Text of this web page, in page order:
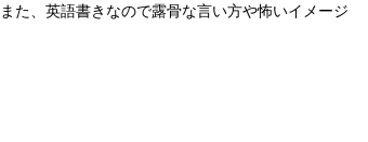
た、英語書きなので露骨な言い方や怖いイメージ